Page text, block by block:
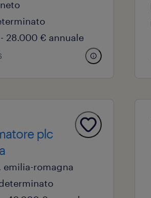
28.000 € annuale
plc
emilia-romagna